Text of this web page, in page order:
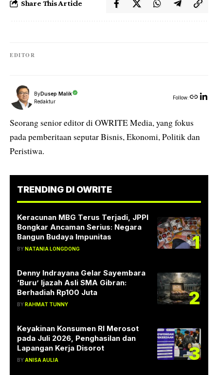
Share This Article
EDITOR
ByDusep Malik
Redaktur
Follow:
Seorang senior editor di OWRITE Media, yang fokus
pada pemberitaan seputar Bisnis, Ekonomi, Politik dan
Peristiwa.
TRENDING DI OWRITE
Keracunan MBG Terus Terjadi, JPPI
Bongkar Ancaman Serius: Negara
Bangun Budaya Impunitas
BYNATANIA LONGDONG 1
Denny Indrayana Gelar Sayembara
‘Buru’ Ijazah Asli SMA Gibran:
Berhadiah Rp100 Juta
BYRAHMAT TUNNY 2
Keyakinan Konsumen RI Merosot
pada Juli 2026, Penghasilan dan
Lapangan Kerja Disorot
BYANISA AULIA 3